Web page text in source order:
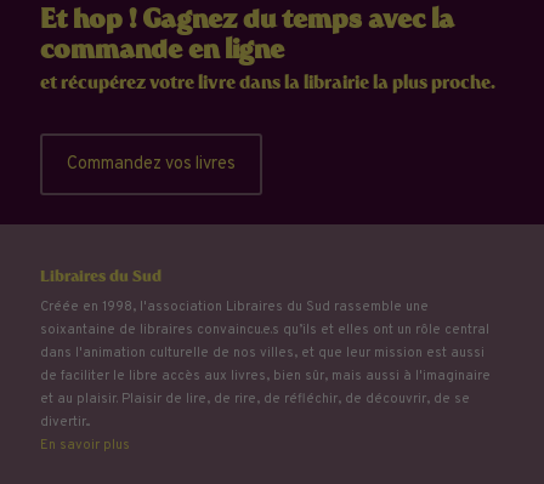
Et hop ! Gagnez du temps avec la
commande en ligne
et récupérez votre livre dans la librairie la plus proche.
Commandez vos livres
Libraires du Sud
Créée en 1998, l'association Libraires du Sud rassemble une
soixantaine de libraires convaincu.e.s qu’ils et elles ont un rôle central
dans l'animation culturelle de nos villes, et que leur mission est aussi
de faciliter le libre accès aux livres, bien sûr, mais aussi à l'imaginaire
et au plaisir. Plaisir de lire, de rire, de réfléchir, de découvrir, de se
divertir...
En savoir plus